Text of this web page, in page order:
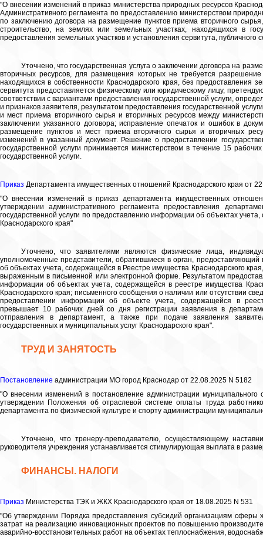
"О внесении изменений в приказ министерства природных ресурсов
Административного регламента по предоставлению министерством
по заключению договора на размещение пунктов приема вторичного
строительство, на землях или земельных участках, находящихся в
предоставления земельных участков и установления сервитута, публичного
Уточнено, что государственная услуга о заключении договора на
вторичных ресурсов, для размещения которых не требуется
находящихся в собственности Краснодарского края, без предоставления
сервитута предоставляется физическому или юридическому лицу,
соответствии с вариантами предоставления государственной услуги,
и признаков заявителя, результатом предоставления государственной
и мест приема вторичного сырья и вторичных ресурсов между
заключении указанного договора; исправление опечаток и ошибок в
размещение пунктов и мест приема вторичного сырья и вторичных
изменений в указанный документ. Решение о предоставлении
государственной услуги принимается министерством в течение 15
государственной услуги.
Приказ Департамента имущественных отношений Краснодарского края от
"О внесении изменений в приказ департамента имущественных
утверждении административного регламента предоставления
государственной услуги по предоставлению информации об объектах
Краснодарского края"
Уточнено, что заявителями являются физические лица,
уполномоченные представители, обратившиеся в орган,
об объектах учета, содержащейся в Реестре имущества Краснодарского
выраженным в письменной или электронной форме. Результатом
информации об объектах учета, содержащейся в реестре имущества
Краснодарского края; письменного сообщения о наличии или отсутствии
предоставлении информации об объекте учета, содержащейся в
превышает 10 рабочих дней со дня регистрации заявления в
отправления в департамент, а также при подаче заявления
государственных и муниципальных услуг Краснодарского края".
ТРУД И ЗАНЯТОСТЬ
Постановление администрации МО город Краснодар от 22.08.2025 N 5182
"О внесении изменений в постановление администрации
утверждении Положения об отраслевой системе оплаты труда
департамента по физической культуре и спорту администрации
Уточнено, что тренеру-преподавателю, осуществляющему
руководителя учреждения устанавливается стимулирующая выплата в
ФИНАНСЫ. НАЛОГИ
Приказ Министерства ТЭК и ЖКХ Краснодарского края от 18.08.2025 N 531
"Об утверждении Порядка предоставления субсидий организациям сферы
затрат на реализацию инновационных проектов по повышению
аварийно-восстановительных работ на объектах теплоснабжения,